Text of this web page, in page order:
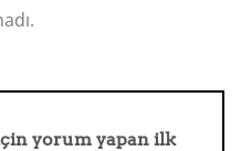
yorum yapan ilk